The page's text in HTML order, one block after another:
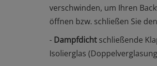
verschwinden, um Ihren
öffnen bzw. schließen Sie den
- Dampfdicht schließende
Isolierglas